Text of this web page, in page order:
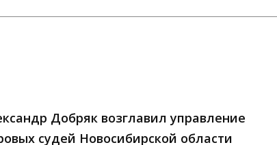
Добряк возглавил управление
судей Новосибирской области